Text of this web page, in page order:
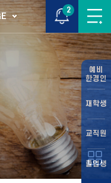
2
예비
한경인
재학생
교직원
졸업생